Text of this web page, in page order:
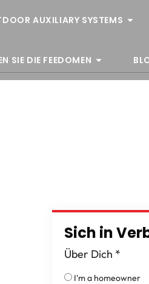
AUXILIARY SYSTEMS
SIE DIE FEEDOMEN
Sich in
Über Dich *
I'm a homeowner